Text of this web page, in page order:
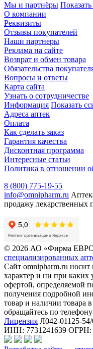
Мы и партнёры
О компании
Реквизиты
Отзывы покупателей
Наши партнеры
Реклама на сайте
Возврат и обмен товара
Обязательства
Вопросы и ответы
Карта сайта
Узнать о сотрудничестве
Информация Показать
Адреса аптек
Оплата
Как сделать заказ
Гарантия качества
Дисконтная программа
Интересные статьи
Политика в отношении
8 (800) 775-19-55
info@omnipharm.ru
продажу лекарственных
© 2026 АО «Фирма
специализированных
Сайт omnipharm.ru
характер и ни при каких
офертой, определяемой
получения подробной
товар и наличии товара
обращайтесь по телефону
Лицензия Л042-01125-
ИНН: 7731241639 ОГРН: